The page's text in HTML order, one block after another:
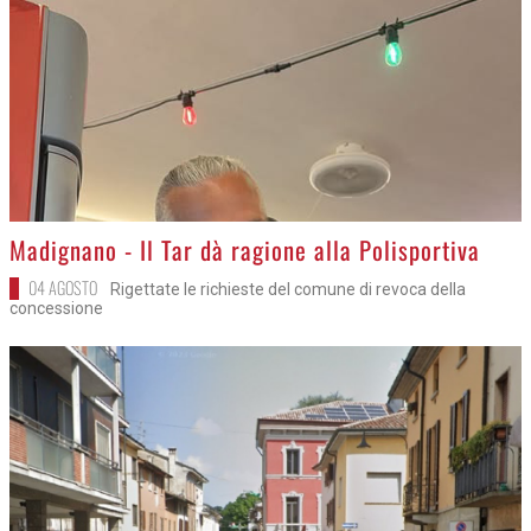
>Madignano - Il Tar dà ragione alla Polisportiva
04 AGOSTO
Rigettate le richieste del comune di revoca della
concessione